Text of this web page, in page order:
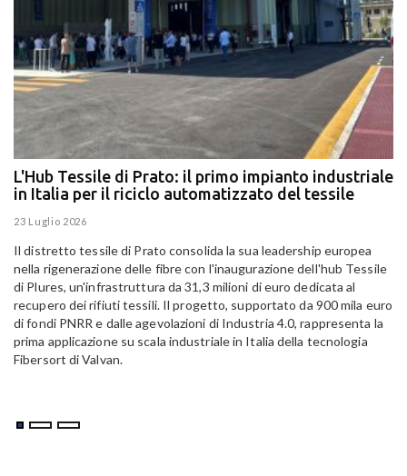
L'Hub Tessile di Prato: il primo impianto industriale
in Italia per il riciclo automatizzato del tessile
23 Luglio 2026
Il distretto tessile di Prato consolida la sua leadership europea
nella rigenerazione delle fibre con l'inaugurazione dell'hub Tessile
di Plures, un'infrastruttura da 31,3 milioni di euro dedicata al
recupero dei rifiuti tessili. Il progetto, supportato da 900 mila euro
di fondi PNRR e dalle agevolazioni di Industria 4.0, rappresenta la
prima applicazione su scala industriale in Italia della tecnologia
Fibersort di Valvan.